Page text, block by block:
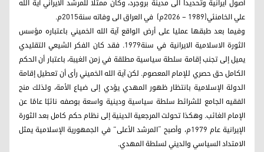
أصول ايرانية وتحديداً الى مدينة بروجرد، وكان ممثلا للمرشد الايراني آية الله
علي الخامنئي(1989 – 2026م) في العراق الى وفاته سنة2015م.
وفيما بعد طبقها عمليا على أرض الواقع آية الله الخميني باعتباره مؤسس
الثورة الاسلامية الايرانية في سنة1979. فقد كان الفكر الشيعي التقليدي
يميل إلى تجنب إقامة سلطة سياسية مطلقة في زمن الغيبة، باعتبار أن الحكم
الكامل حق حصري للإمام المعصوم. لكن آية الله الخميني رأى أن تعطيل إقامة
الدولة الإسلامية بانتظار ظهور المهدي يؤدي إلى ضياع الأمة، ولذلك منح
الفقيه الجامع للشرائط سلطة سياسية ودينية واسعة بوصفه نائبًا عامًا عن
الإمام الغائب. وهكذا تحولت المرجعية الدينية إلى نظام حكم كامل بعد الثورة
الإيرانية عام 1979م، وأصبح “المرشد الأعلى” في الجمهورية الإسلامية يمثل
الامتداد السياسي والديني لسلطة المهدي.